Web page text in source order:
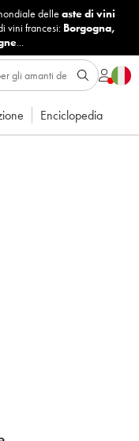
delle aste di vini
vini francesi: Borgogna,
...
Enciclopedia